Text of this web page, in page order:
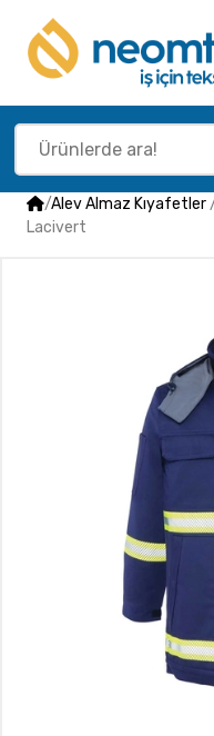
/Alev Almaz Kıyafetler
Lacivert